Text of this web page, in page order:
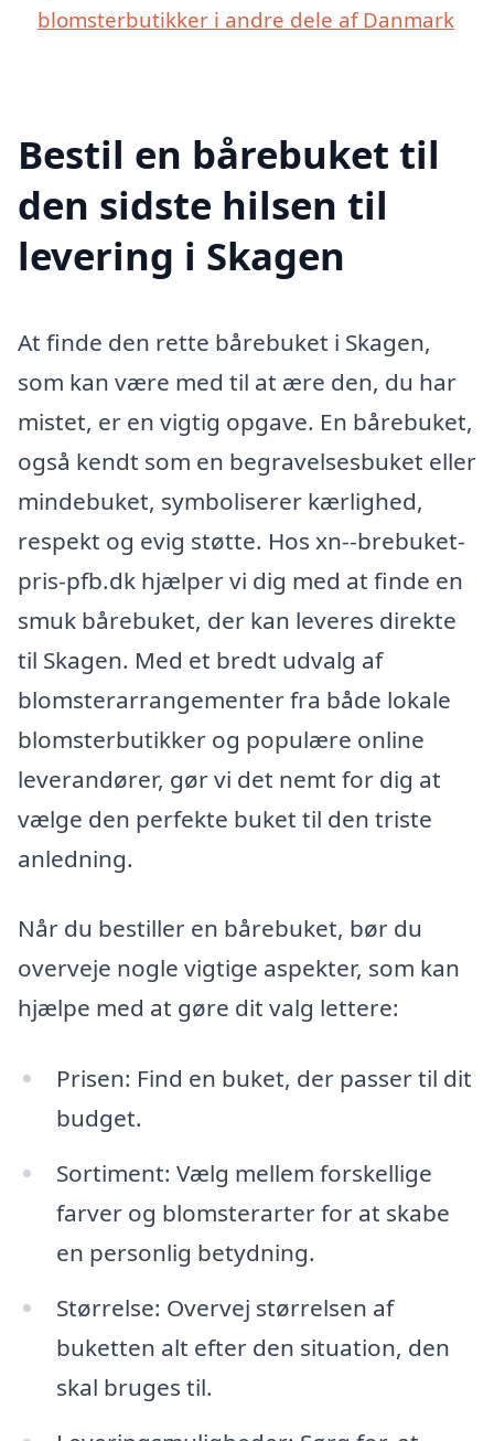
blomsterbutikker i andre dele af Danmark
Bestil en bårebuket til
den sidste hilsen til
levering i Skagen
At finde den rette bårebuket i Skagen,
som kan være med til at ære den, du har
mistet, er en vigtig opgave. En bårebuket,
også kendt som en begravelsesbuket eller
mindebuket, symboliserer kærlighed,
respekt og evig støtte. Hos xn--brebuket-
pris-pfb.dk hjælper vi dig med at finde en
smuk bårebuket, der kan leveres direkte
til Skagen. Med et bredt udvalg af
blomsterarrangementer fra både lokale
blomsterbutikker og populære online
leverandører, gør vi det nemt for dig at
vælge den perfekte buket til den triste
anledning.
Når du bestiller en bårebuket, bør du
overveje nogle vigtige aspekter, som kan
hjælpe med at gøre dit valg lettere:
Prisen: Find en buket, der passer til dit
budget.
Sortiment: Vælg mellem forskellige
farver og blomsterarter for at skabe
en personlig betydning.
Størrelse: Overvej størrelsen af
buketten alt efter den situation, den
skal bruges til.